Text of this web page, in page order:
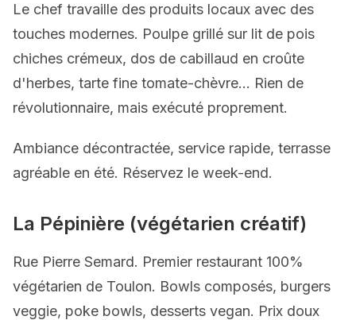
Le chef travaille des produits locaux avec des
touches modernes. Poulpe grillé sur lit de pois
chiches crémeux, dos de cabillaud en croûte
d'herbes, tarte fine tomate-chèvre... Rien de
révolutionnaire, mais exécuté proprement.
Ambiance décontractée, service rapide, terrasse
agréable en été. Réservez le week-end.
La Pépinière (végétarien créatif)
Rue Pierre Semard. Premier restaurant 100%
végétarien de Toulon. Bowls composés, burgers
veggie, poke bowls, desserts vegan. Prix doux